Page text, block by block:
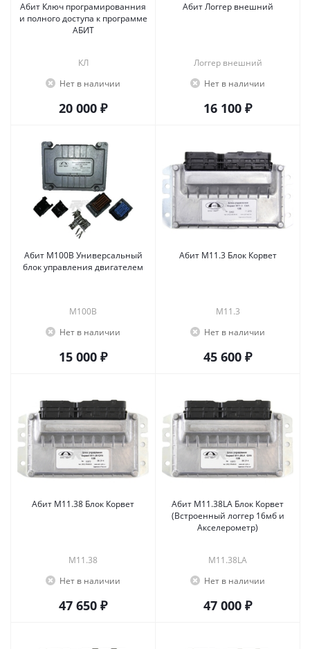
Абит Ключ програмированния
и полного доступа к программе
АБИТ
КЛ
Нет в наличии
20 000 ₽
Абит Логгер внешний
Логгер внешний
Нет в наличии
16 100 ₽
Абит М100В Универсальный
блок управления двигателем
М100В
Нет в наличии
15 000 ₽
Абит М11.3 Блок Корвет
М11.3
Нет в наличии
45 600 ₽
Абит М11.38 Блок Корвет
М11.38
Нет в наличии
47 650 ₽
Абит М11.38LA Блок Корвет
(Встроенный логгер 16мб и
Акселерометр)
М11.38LA
Нет в наличии
47 000 ₽